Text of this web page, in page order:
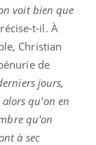
voit bien que
t-il. À
Christian
de
jours,
qu'on en
qu'on
à sec